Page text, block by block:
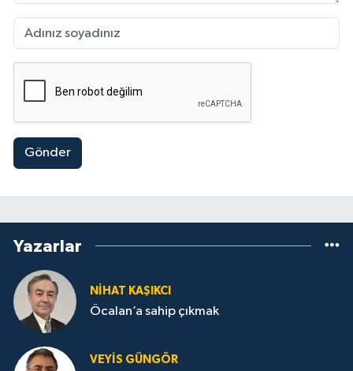
Gönder
Yazarlar
NİHAT KAŞIKCI
Öcalan’a sahip çıkmak
VEYIS GÜNGÖR